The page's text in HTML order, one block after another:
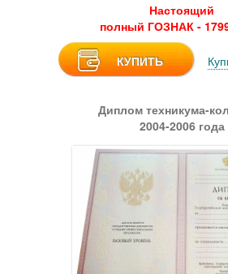
Настоящий
полный ГОЗНАК -
КУПИТЬ
Диплом техникума-
2004-2006 года